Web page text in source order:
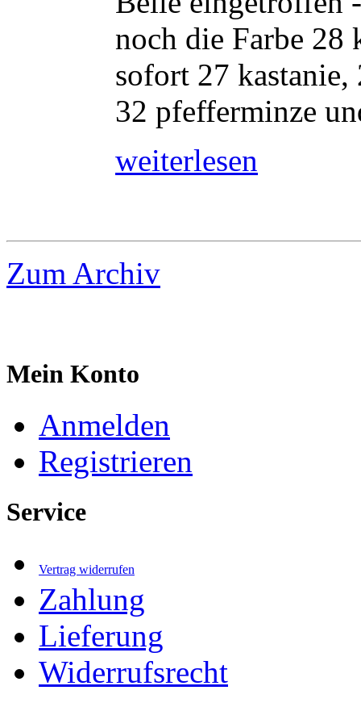
noch die Farbe 28
sofort 27 kastanie,
32 pfefferminze
weiterlesen
Zum Archiv
Mein Konto
Anmelden
Registrieren
Service
Vertrag widerrufen
Zahlung
Lieferung
Widerrufsrecht